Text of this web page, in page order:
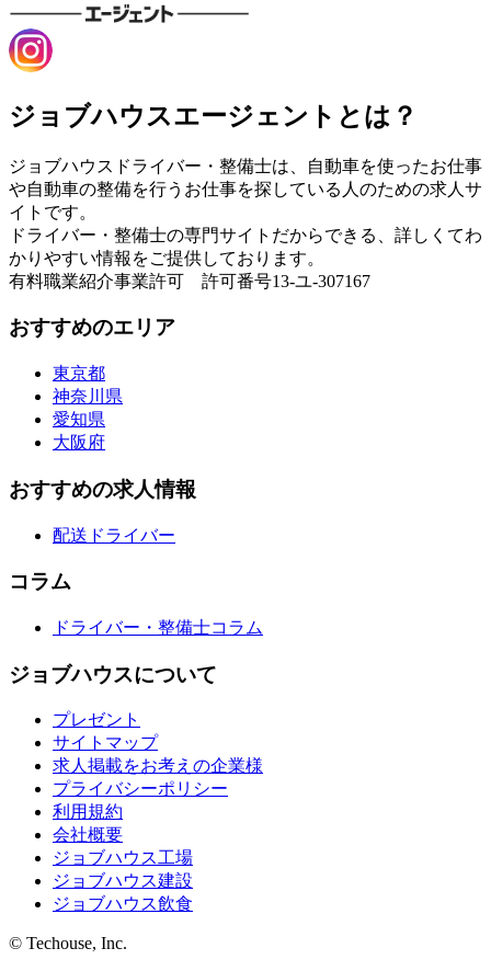
ジョブハウスエージェントとは？
ジョブハウスドライバー・整備士は、自動車を使ったお仕事
や自動車の整備を行うお仕事を探している人のための求人サ
イトです。
ドライバー・整備士の専門サイトだからできる、詳しくてわ
かりやすい情報をご提供しております。
有料職業紹介事業許可 許可番号13-ユ-307167
おすすめのエリア
東京都
神奈川県
愛知県
大阪府
おすすめの求人情報
配送ドライバー
コラム
ドライバー・整備士コラム
ジョブハウスについて
プレゼント
サイトマップ
求人掲載をお考えの企業様
プライバシーポリシー
利用規約
会社概要
ジョブハウス工場
ジョブハウス建設
ジョブハウス飲食
© Techouse, Inc.